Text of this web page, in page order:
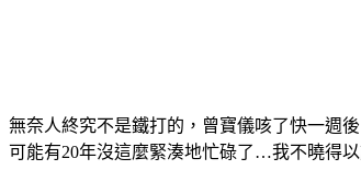
無奈人終究不是鐵打的，曾寶儀咳了快一週
可能有20年沒這麼緊湊地忙碌了…我不曉得